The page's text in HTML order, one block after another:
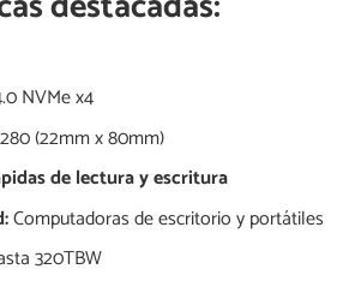
NVMe x4
(22mm x 80mm)
de lectura y escritura
Computadoras de escritorio y portátiles
320TBW